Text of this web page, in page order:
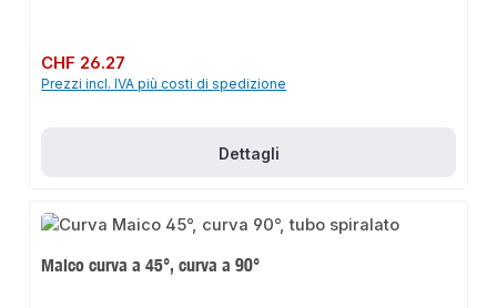
Prezzo normale:
CHF 26.27
Prezzi incl. IVA più costi di spedizione
Dettagli
Maico curva a 45°, curva a 90°